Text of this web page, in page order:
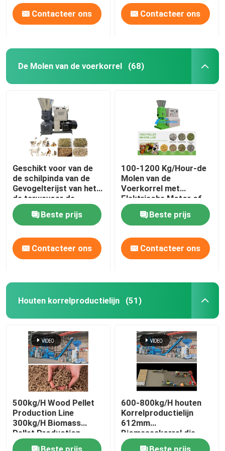
Contacteer ons Contacteer ons
De Molen van de voerkorrel (68)
Geschikt voor van de
de schilpinda van de
Gevogelterijst van het
de tarwevoer de
Capaciteit van de de
Korrelmolen 50-
1200kg/H
Beste prijs
Contacteer ons
100-1200 Kg/Hour-de
Molen van de
Voerkorrel met
Elektrische Motor of
Dieselmotor
Beste prijs
Contacteer ons
Houten korrelproductielijn (51)
500kg/H Wood Pellet
Production Line
300kg/H Biomass
Pellet Production
Equipment
Beste prijs
600-800kg/H houten
Korrelproductielijn
612mm
Biomassakorrel die
Machine maken
Beste prijs